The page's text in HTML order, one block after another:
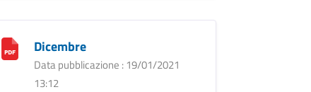
Dicembre
Data pubblicazione : 19/01/2021
13:12